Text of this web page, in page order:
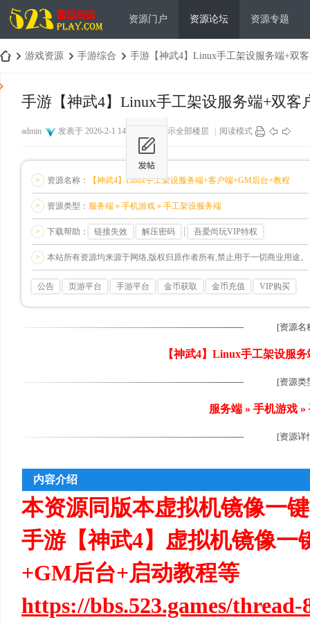
资源门户 资源论坛 资源专题
游戏资源 手游综合 手游【神武4】Linux手工架设服务端+双
手游【神武4】Linux手工架设服务端+双客
admin 发表于 2026-2-1 14:35:00 显示全部楼层 阅读模式
> 资源名称： 【神武4】Linux手工架设服务端+客户端+GM后台+教程
> 资源类型： 服务端 » 手机游戏 » 手工架设服务端
> 下载帮助： 链接失效 解压密码 吾爱尚玩VIP特权
> 本站所有资源均来源于网络,版权归原作者所有,禁止用于一切商业用途。
公告 页游平台 手游平台 金币获取 金币充值 VIP购买
[资源名
【神武4】Linux手工架设服
[资源类
服务端 » 手机游戏
[资源详
内容介绍
本资源同版本虚拟机镜像一
手游【神武4】虚拟机镜像一
+GM后台+启动教程等
https://bbs.523.games/